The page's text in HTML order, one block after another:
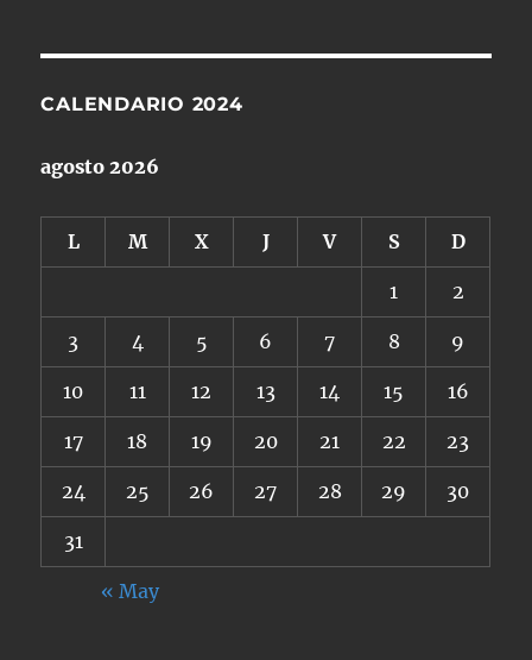
CALENDARIO 2024
agosto 2026
L M X J V S D
1 2
3 4 5 6 7 8 9
10 11 12 13 14 15 16
17 18 19 20 21 22 23
24 25 26 27 28 29 30
31
« May